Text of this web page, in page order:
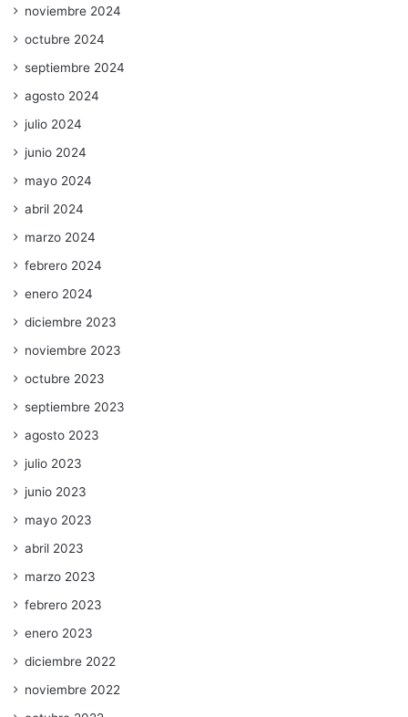
noviembre 2024
octubre 2024
septiembre 2024
agosto 2024
julio 2024
junio 2024
mayo 2024
abril 2024
marzo 2024
febrero 2024
enero 2024
diciembre 2023
noviembre 2023
octubre 2023
septiembre 2023
agosto 2023
julio 2023
junio 2023
mayo 2023
abril 2023
marzo 2023
febrero 2023
enero 2023
diciembre 2022
noviembre 2022